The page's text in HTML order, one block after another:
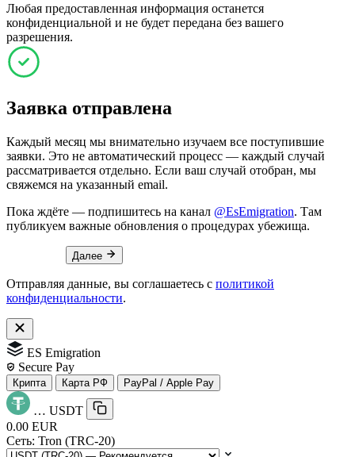
Любая предоставленная информация останется
конфиденциальной и не будет передана без вашего
разрешения.
Заявка отправлена
Каждый месяц мы внимательно изучаем все поступившие
заявки. Это не автоматический процесс — каждый случай
рассматривается отдельно. Если ваш случай отобран, мы
свяжемся на указанный email.
Пока ждёте — подпишитесь на канал @EsEmigration. Там
публикуем важные обновления о процедурах убежища.
Далее
Отправляя данные, вы соглашаетесь с политикой
конфиденциальности.
ES Emigration
Secure Pay
Крипта Карта РФ PayPal / Apple Pay
… USDT
0.00 EUR
Сеть: Tron (TRC-20)